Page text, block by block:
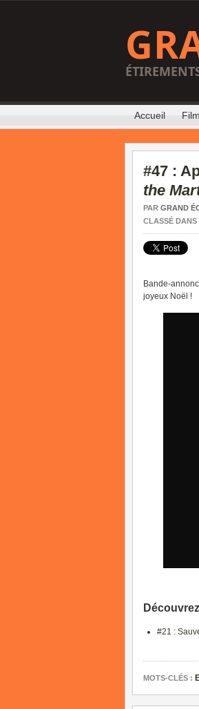
Accueil
#47 :
the
PAR GRAND
CLASSÉ DANS
Bande-
joyeux Noël !
#21 :
MOTS-CLÉS :